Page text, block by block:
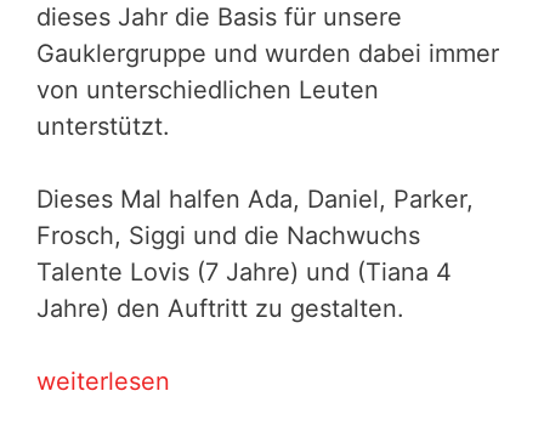
dieses Jahr die Basis für unsere
Gauklergruppe und wurden dabei immer
von unterschiedlichen Leuten
unterstützt.
Dieses Mal halfen Ada, Daniel, Parker,
Frosch, Siggi und die Nachwuchs
Talente Lovis (7 Jahre) und (Tiana 4
Jahre) den Auftritt zu gestalten.
weiterlesen